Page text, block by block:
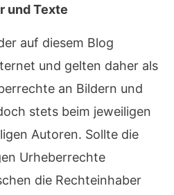
und Texte
auf diesem Blog
und gelten daher als
an Bildern und
stets beim jeweiligen
Autoren. Sollte die
Urheberrechte
die Rechteinhaber